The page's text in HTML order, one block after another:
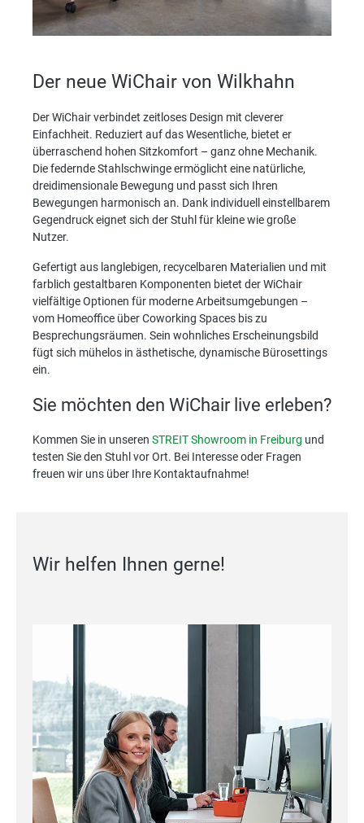
Der neue WiChair von Wilkhahn
Der WiChair verbindet zeitloses Design mit cleverer
Einfachheit. Reduziert auf das Wesentliche, bietet er
überraschend hohen Sitzkomfort – ganz ohne Mechanik.
Die federnde Stahlschwinge ermöglicht eine natürliche,
dreidimensionale Bewegung und passt sich Ihren
Bewegungen harmonisch an. Dank individuell einstellbarem
Gegendruck eignet sich der Stuhl für kleine wie große
Nutzer.
Gefertigt aus langlebigen, recycelbaren Materialien und mit
farblich gestaltbaren Komponenten bietet der WiChair
vielfältige Optionen für moderne Arbeitsumgebungen –
vom Homeoffice über Coworking Spaces bis zu
Besprechungsräumen. Sein wohnliches Erscheinungsbild
fügt sich mühelos in ästhetische, dynamische Bürosettings
ein.
Sie möchten den WiChair live erleben?
Kommen Sie in unseren STREIT Showroom in Freiburg und
testen Sie den Stuhl vor Ort. Bei Interesse oder Fragen
freuen wir uns über Ihre Kontaktaufnahme!
Wir helfen Ihnen gerne!